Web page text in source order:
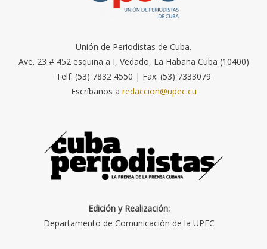
Unión de Periodistas de Cuba.
Ave. 23 # 452 esquina a I, Vedado, La Habana Cuba (10400)
Telf. (53) 7832 4550 | Fax: (53) 7333079
Escríbanos a redaccion@upec.cu
Edición y Realización:
Departamento de Comunicación de la UPEC